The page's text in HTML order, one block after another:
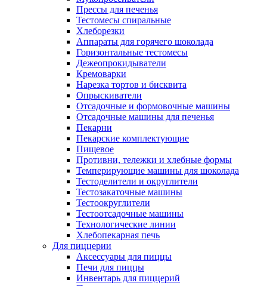
Прессы для печенья
Тестомесы спиральные
Хлеборезки
Аппараты для горячего шоколада
Горизонтальные тестомесы
Дежеопрокидыватели
Кремоварки
Нарезка тортов и бисквита
Опрыскиватели
Отсадочные и формовочные машины
Отсадочные машины для печенья
Пекарни
Пекарские комплектующие
Пищевое
Противни, тележки и хлебные формы
Темперирующие машины для шоколада
Тестоделители и округлители
Тестозакаточные машины
Тестоокруглители
Тестоотсадочные машины
Технологические линии
Хлебопекарная печь
Для пиццерии
Аксессуары для пиццы
Печи для пиццы
Инвентарь для пиццерий